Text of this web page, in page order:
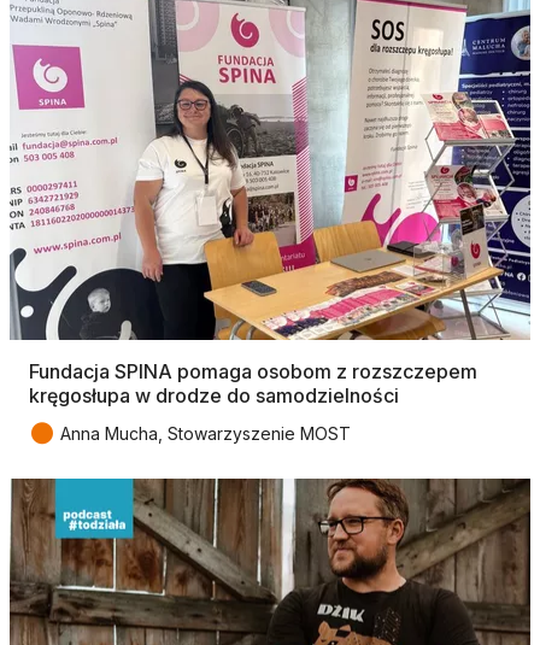
Fundacja SPINA pomaga osobom z rozszczepem
kręgosłupa w drodze do samodzielności
● Anna Mucha, Stowarzyszenie MOST